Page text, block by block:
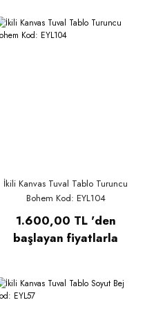
İkili Kanvas Tuval Tablo Turuncu
Bohem Kod: EYL104
1.600,00 TL 'den
başlayan fiyatlarla